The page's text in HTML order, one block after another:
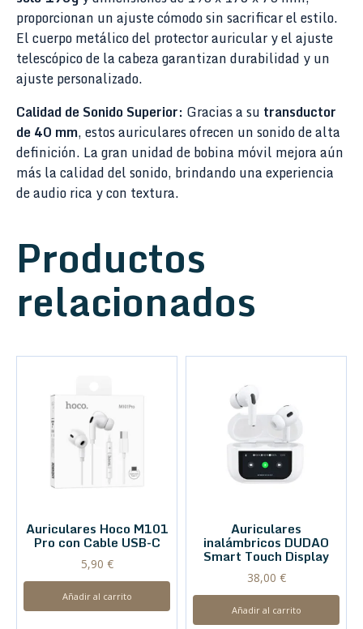
proporcionan un ajuste cómodo sin sacrificar el estilo.
El cuerpo metálico del protector auricular y el ajuste
telescópico de la cabeza garantizan durabilidad y un
ajuste personalizado.
Calidad de Sonido Superior: Gracias a su transductor
de 40 mm, estos auriculares ofrecen un sonido de alta
definición. La gran unidad de bobina móvil mejora aún
más la calidad del sonido, brindando una experiencia
de audio rica y con textura.
Productos
relacionados
Auriculares Hoco M101
Pro con Cable USB-C
5,90 €
Añadir al carrito
Auriculares
inalámbricos DUDAO
Smart Touch Display
38,00 €
Añadir al carrito